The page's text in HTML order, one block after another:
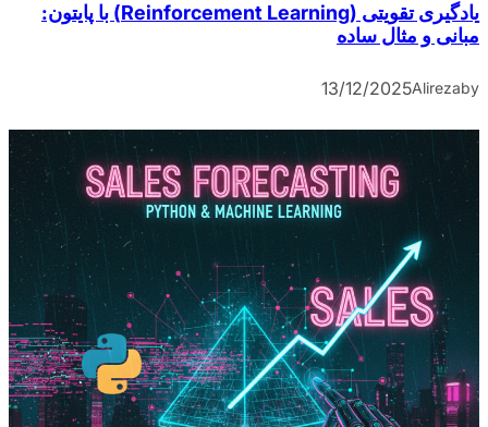
یادگیری تقویتی (Reinforcement Learning) با پایتون:
مبانی و مثال ساده
by
Alireza
13/12/2025